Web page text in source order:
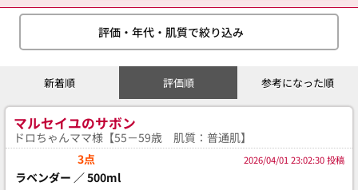
評価・年代・肌質で絞り込み
新着順 評価順 参考になった順
マルセイユのサボン
ドロちゃんママ様【55－59歳 肌質：普通肌】
3点
2026/04/01 23:02:30 投稿
ラベンダー ／ 500ml